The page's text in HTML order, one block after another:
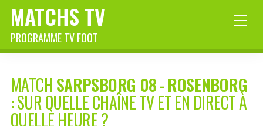
MATCHS TV
PROGRAMME TV FOOT
MATCHSARPSBORG 08-ROSENBORG
: SUR QUELLE CHAÎNE TV ET EN DIRECT À
QUELLE HEURE ?